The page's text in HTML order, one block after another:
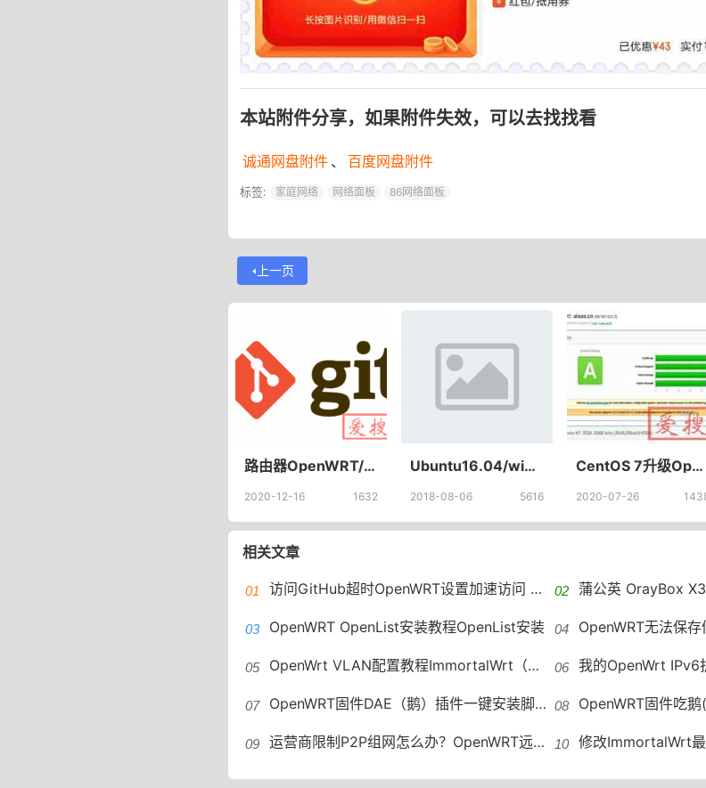
本站附件分享，如果附件失效，可以去找找看
诚通网盘附件 、 百度网盘附件
标签: 家庭网络 网络面板
86网络面板
上一页
路由器OpenWRT/linux固件自己搭建git服务器OpenWRT环境的GIT服务器搭建
2020-12-16 1632
Ubuntu16.04/win双系统安装电脑双系统安装教程
2018-08-06 5616
CentOS 7升级OpenSSL,OpenSSL实现生成自签名SSL证书
2020-07-26
相关文章
访问GitHub超时OpenWRT设置加速访问 GitHub host自动更新 蒲公英 OrayBox X3A 解锁ssh 安
OpenWRT OpenList安装教程OpenList安装 OpenWRT无法保存修改配置mounting
OpenWrt VLAN配置教程ImmortalWrt（openwrt）进行vlan管理 我的OpenWrt IPv6折腾
OpenWRT固件DAE（鹅）插件一键安装脚本 OpenWRT固件吃
运营商限制P2P组网怎么办？OpenWRT远程组网绕过限速 修改ImmortalWrt最大连接